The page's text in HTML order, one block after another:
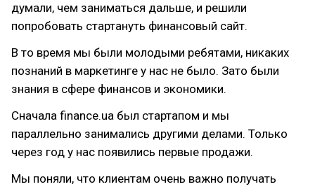
думали, чем заниматься дальше, и решили
попробовать стартануть финансовый сайт.
В то время мы были молодыми ребятами, никаких
познаний в маркетинге у нас не было. Зато были
знания в сфере финансов и экономики.
Сначала finance.ua был стартапом и мы
параллельно занимались другими делами. Только
через год у нас появились первые продажи.
Мы поняли, что клиентам очень важно получать